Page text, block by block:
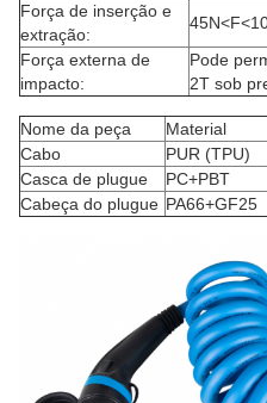
Força de inserção e
extração:
Força externa de
impacto:
Pode
2T sob
Nome da peça Material
Cabo
PUR (TPU)
Casca de plugue
PC+PBT
Cabeça do plugue PA66+GF25